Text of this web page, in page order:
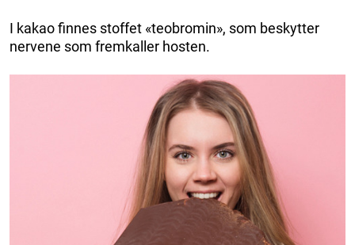
I kakao finnes stoffet «teobromin», som beskytter
nervene som fremkaller hosten.